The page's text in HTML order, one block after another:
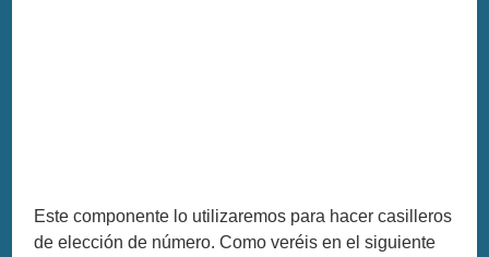
Este componente lo utilizaremos para hacer casilleros
de elección de número. Como veréis en el siguiente